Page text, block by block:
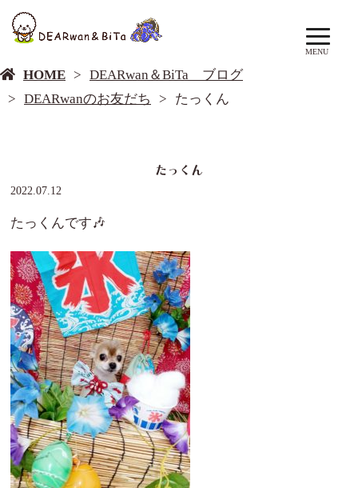
MENU
HOME
DEARwan＆BiTa ブログ
DEARwanのお友だち
たっくん
たっくん
2022.07.12
たっくんです🎶